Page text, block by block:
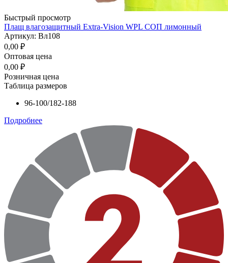
Быстрый просмотр
Плащ влагозащитный Extra-Vision WPL СОП лимонный
Артикул: Вл108
0,00 ₽
Оптовая цена
0,00 ₽
Розничная цена
Таблица размеров
96-100/182-188
Подробнее